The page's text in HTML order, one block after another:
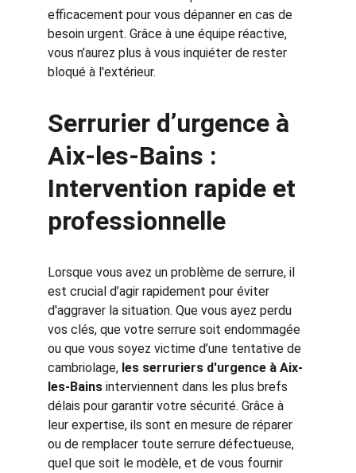
efficacement pour vous dépanner en cas de
besoin urgent. Grâce à une équipe réactive,
vous n’aurez plus à vous inquiéter de rester
bloqué à l'extérieur.
Serrurier d’urgence à
Aix-les-Bains :
Intervention rapide et
professionnelle
Lorsque vous avez un problème de serrure, il
est crucial d’agir rapidement pour éviter
d'aggraver la situation. Que vous ayez perdu
vos clés, que votre serrure soit endommagée
ou que vous soyez victime d’une tentative de
cambriolage, les serruriers d'urgence à Aix-
les-Bains interviennent dans les plus brefs
délais pour garantir votre sécurité. Grâce à
leur expertise, ils sont en mesure de réparer
ou de remplacer toute serrure défectueuse,
quel que soit le modèle, et de vous fournir